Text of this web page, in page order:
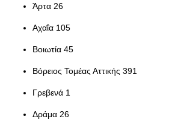
Άρτα 26
Αχαΐα 105
Βοιωτία 45
Βόρειος Τομέας Αττικής 391
Γρεβενά 1
Δράμα 26